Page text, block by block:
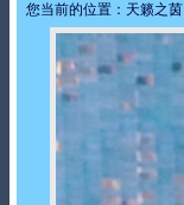
您当前的位置： 天籁之茵